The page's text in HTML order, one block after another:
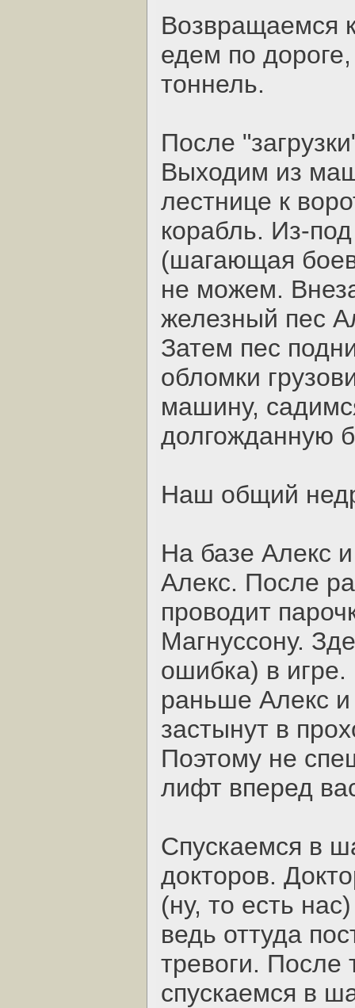
Возвращаемся
едем по
тоннель.
После
Выходим из
лестнице к
корабль. Из-
(шагающая
не можем.
железный пес
Затем пес
обломки
машину,
долгожданную
Наш общий
На базе Алекс
Алекс. После
проводит
Магнуссону.
ошибка) в
раньше Алекс
застынут в
Поэтому не
лифт вперед
Спускаемся в
докторов.
(ну, то есть
ведь оттуда
тревоги. После
спускаемся в